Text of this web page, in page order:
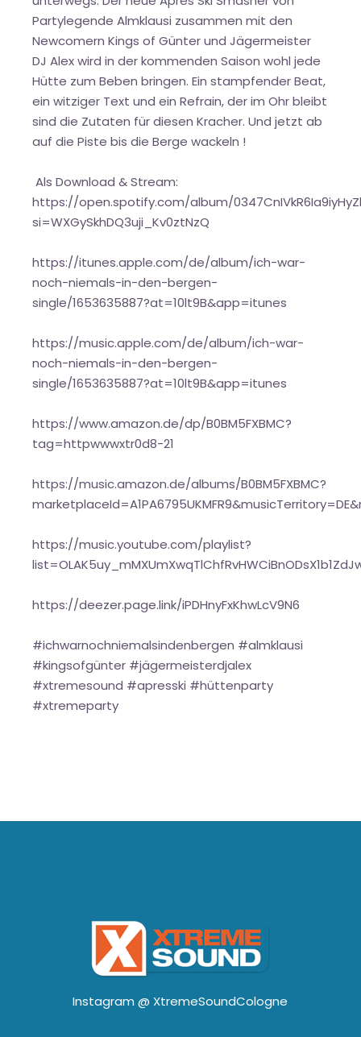
Partylegende Almklausi zusammen mit den
Newcomern Kings of Günter und Jägermeister
DJ Alex wird in der kommenden Saison wohl jede
Hütte zum Beben bringen. Ein stampfender Beat,
ein witziger Text und ein Refrain, der im Ohr bleibt
sind die Zutaten für diesen Kracher. Und jetzt ab
auf die Piste bis die Berge wackeln !
Als Download & Stream:
https://open.spotify.com/album/
si=WXGySkhDQ3uji_Kv0ztNzQ
https://itunes.apple.com/de/album/ich-war-
noch-niemals-in-den-bergen-
single/1653635887?at=10lt9B&app=itunes
https://music.apple.com/de/album/ich-war-
noch-niemals-in-den-bergen-
single/1653635887?at=10lt9B&app=itunes
https://www.amazon.de/dp/B0BM5FXBMC?
tag=httpwwwxtr0d8-21
https://music.amazon.de/albums/B0BM5FXBMC?
https://music.youtube.com/playlist?
https://deezer.page.link/iPDHnyFxKhwLcV9N6
#ichwarnochniemalsindenbergen #almklausi
#kingsofgünter #jägermeisterdjalex
#xtremesound #apresski #hüttenparty
#xtremeparty
Instagram @ XtremeSoundCologne